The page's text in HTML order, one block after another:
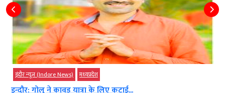
इंदौर न्यूज़ (Indore News) मध्‍यप्रदेश
इन्दौर: गोलू ने कावड़ यात्रा के लिए कटाई...